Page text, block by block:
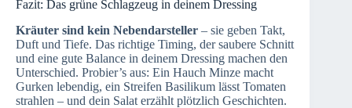
Fazit: Das grüne Schlagzeug in deinem Dressing
Kräuter sind kein Nebendarsteller – sie geben Takt,
Duft und Tiefe. Das richtige Timing, der saubere Schnitt
und eine gute Balance in deinem Dressing machen den
Unterschied. Probier’s aus: Ein Hauch Minze macht
Gurken lebendig, ein Streifen Basilikum lässt Tomaten
strahlen – und dein Salat erzählt plötzlich Geschichten.